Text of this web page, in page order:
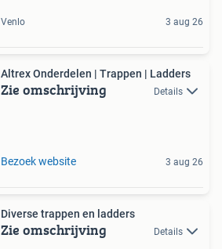
Venlo 3 aug 26
Altrex Onderdelen | Trappen | Ladders
Zie omschrijving Details
Bezoek website 3 aug 26
Diverse trappen en ladders
Zie omschrijving Details